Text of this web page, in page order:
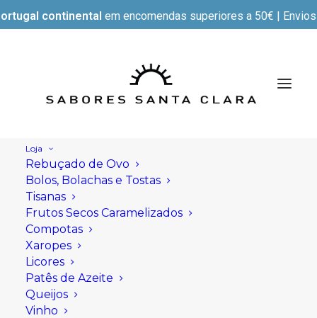
continental em encomendas superiores a 50€ |
Loja
Rebuçado de Ovo
Bolos, Bolachas e Tostas
Tisanas
Frutos Secos Caramelizados
Compotas
Xaropes
Licores
Patês de Azeite
Queijos
Vinho